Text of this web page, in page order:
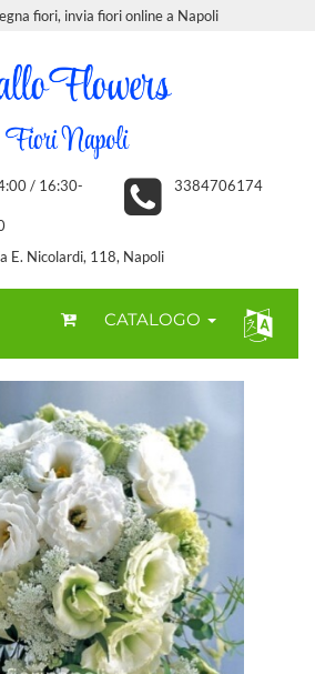
fiori, invia fiori online a Napoli
/ 16:30-
3384706174
E. Nicolardi, 118, Napoli
CATALOGO